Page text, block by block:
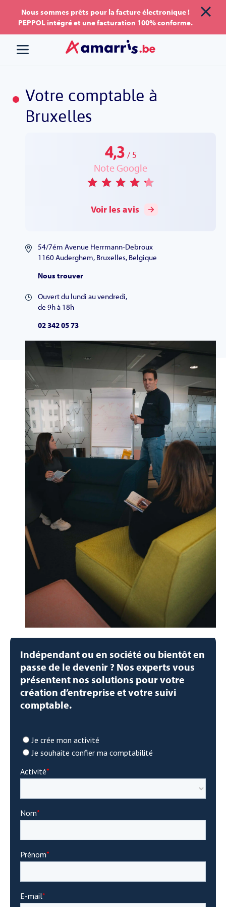
Aller
au
Aller au
contenu
Nous sommes prêts pour la facture électronique !
PEPPOL intégré et une facturation 100% conforme.
Votre comptable à
Bruxelles
4,3 5
Note Google
Voir les avis
54/7ém Avenue Herrmann-Debroux
1160 Auderghem, Bruxelles, Belgique
Nous trouver
Ouvert du lundi au vendredi,
de 9h à 18h
02 342 05 73
Indépendant ou en société ou bientôt en
passe de le devenir ? Nos experts vous
présentent nos solutions pour votre
création d’entreprise et votre suivi
comptable.